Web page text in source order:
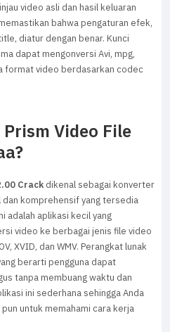
video asli dan hasil keluaran
bahwa pengaturan efek,
diatur dengan benar. Kunci
dapat mengonversi Avi, mpg,
format video berdasarkan codec
Video File
Crack dikenal sebagai konverter
komprehensif yang tersedia
adalah aplikasi kecil yang
video ke berbagai jenis file video
XVID, dan WMV. Perangkat lunak
berarti pengguna dapat
tanpa membuang waktu dan
ini sederhana sehingga Anda
untuk memahami cara kerja